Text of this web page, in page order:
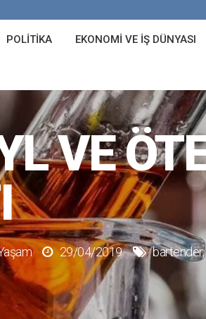
POLITIKA EKONOMI VE İŞ DÜNYASI
VE
29/04/2019 bartender